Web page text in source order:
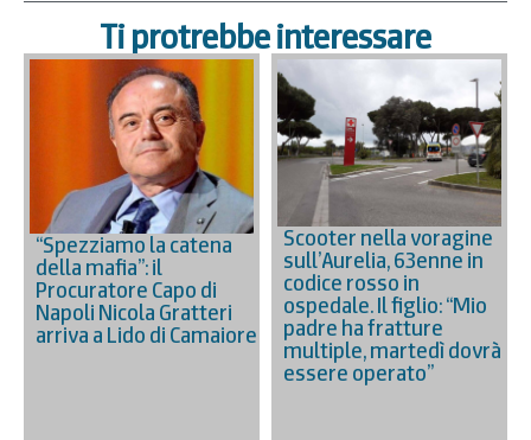
Ti protrebbe interessare
“Spezziamo la catena
della mafia”: il
Procuratore Capo di
Napoli Nicola Gratteri
arriva a Lido di Camaiore
Scooter nella voragine
sull’Aurelia, 63enne in
codice rosso in
ospedale. Il figlio: “Mio
padre ha fratture
multiple, martedì dovrà
essere operato”